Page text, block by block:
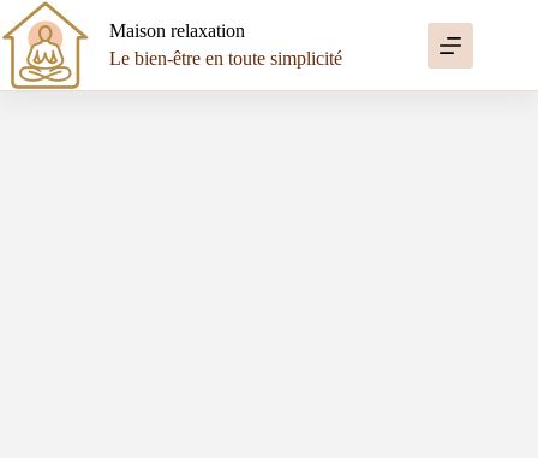
Passer
au
contenu
Maison relaxation
Le bien-être en toute simplicité